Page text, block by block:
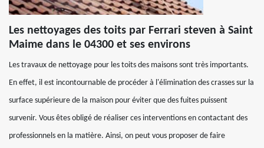
Les nettoyages des toits par Ferrari steven à Saint
Maime dans le 04300 et ses environs
Les travaux de nettoyage pour les toits des maisons sont très importants.
En effet, il est incontournable de procéder à l'élimination des crasses sur la
surface supérieure de la maison pour éviter que des fuites puissent
survenir. Vous êtes obligé de réaliser ces interventions en contactant des
professionnels en la matière. Ainsi, on peut vous proposer de faire